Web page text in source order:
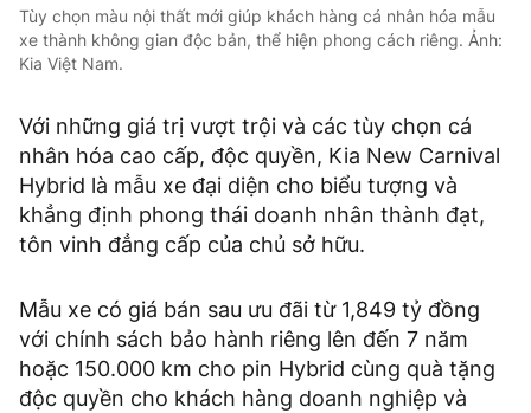
Tùy chọn màu nội thất mới giúp khách hàng cá nhân hóa mẫu
xe thành không gian độc bản, thể hiện phong cách riêng. Ảnh:
Kia Việt Nam.
Với những giá trị vượt trội và các tùy chọn cá
nhân hóa cao cấp, độc quyền, Kia New Carnival
Hybrid là mẫu xe đại diện cho biểu tượng và
khẳng định phong thái doanh nhân thành đạt,
tôn vinh đẳng cấp của chủ sở hữu.
Mẫu xe có giá bán sau ưu đãi từ 1,849 tỷ đồng
với chính sách bảo hành riêng lên đến 7 năm
hoặc 150.000 km cho pin Hybrid cùng quà tặng
độc quyền cho khách hàng doanh nghiệp và